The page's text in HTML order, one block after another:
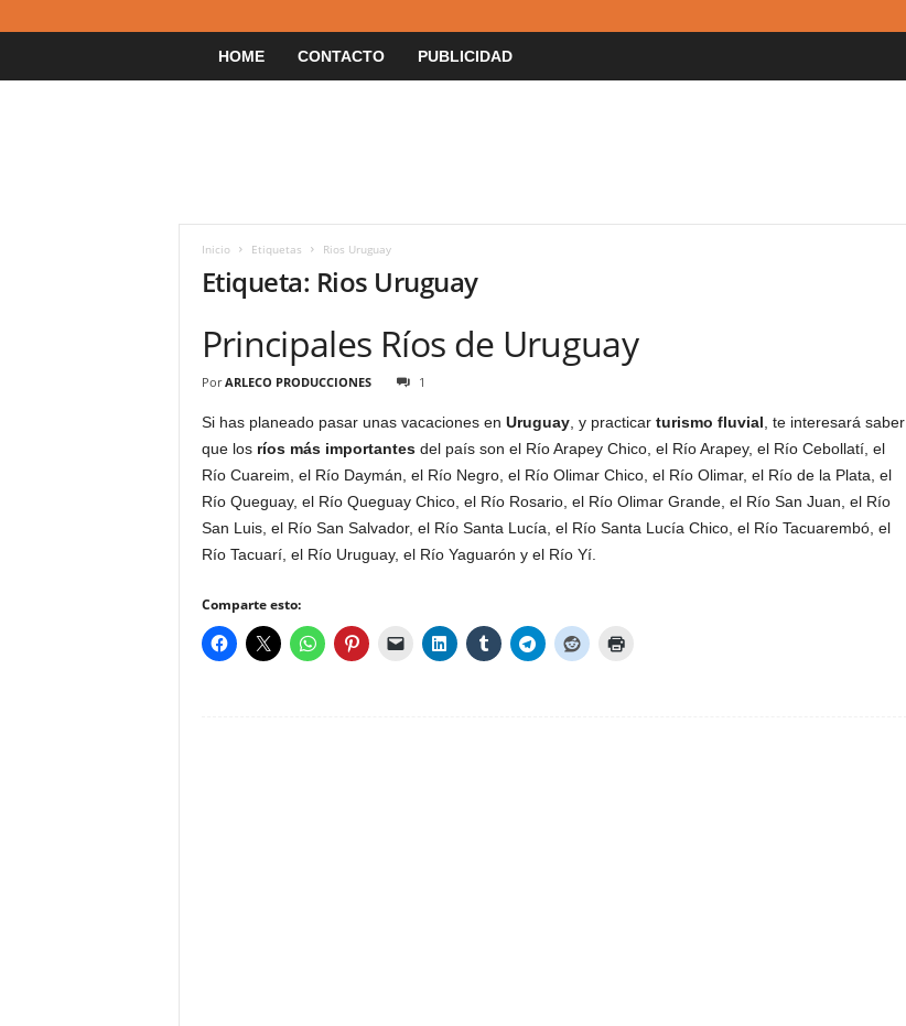
HOME CONTACTO PUBLICIDAD
Inicio Etiquetas Rios Uruguay
Etiqueta: Rios Uruguay
Principales Ríos de Uruguay
Por ARLECO PRODUCCIONES 1
Si has planeado pasar unas vacaciones en Uruguay, y practicar turismo fluvial , te interesará saber
que los ríos más importantesdel país son el Río Arapey Chico, el Río Arapey, el Río Cebollatí, el
Río Cuareim, el Río Daymán, el Río Negro, el Río Olimar Chico, el Río Olimar, el Río de la Plata, el
Río Queguay, el Río Queguay Chico, el Río Rosario, el Río Olimar Grande, el Río San Juan, el Río
San Luis, el Río San Salvador, el Río Santa Lucía, el Río Santa Lucía Chico, el Río Tacuarembó, el
Río Tacuarí, el Río Uruguay, el Río Yaguarón y el Río Yí.
Comparte esto: